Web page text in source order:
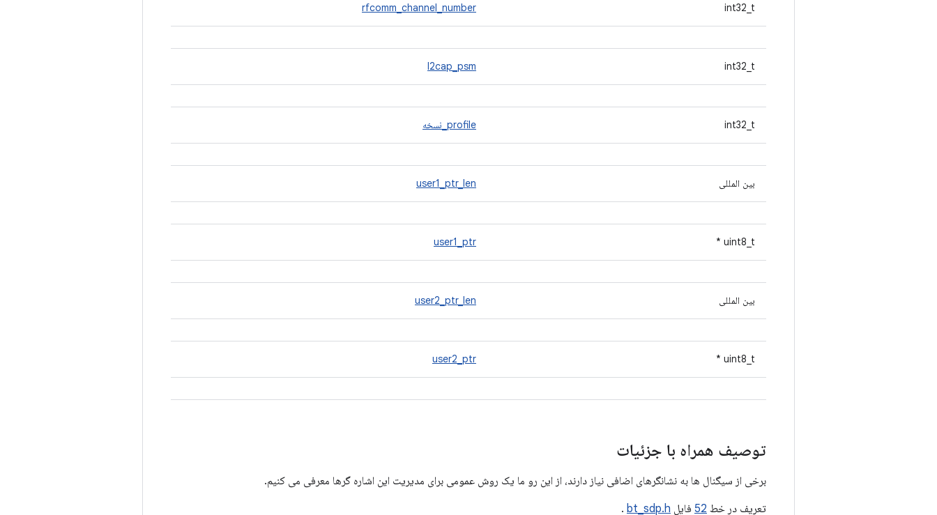
int32_t
rfcomm_channel_number
int32_t
l2cap_psm
int32_t profile_نسخه
بین المللی user1_ptr_len
uint8_t *
user1_ptr
بین المللی user2_ptr_len
uint8_t *
user2_ptr
توصیف همراه با جزئیات
برخی از سیگنال ها به نشانگرهای اضافی نیاز دارند، از این رو ما یک روش عمومی برای مدیریت این اشاره گرها معرفی می کنیم.
تعریف در خط 52 فایل bt_sdp.h
.